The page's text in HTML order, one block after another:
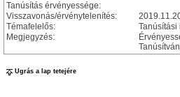
Tanúsítás érvényessége:
Visszavonás/érvénytelenítés:
Témafelelős:
Tanúsítási
Megjegyzés:
Ugrás a lap tetejére